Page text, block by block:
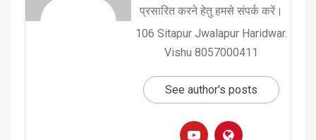
प्रसारित करने हेतु हमसे संपर्क करें।
106 Sitapur Jwalapur Haridwar.
Vishu 8057000411
See author's posts